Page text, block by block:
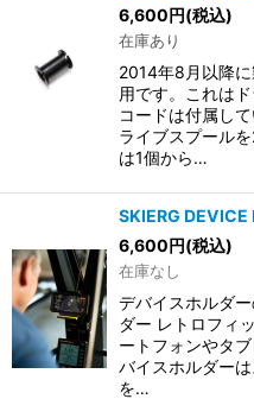
6,600円(税込)
在庫あり
2014年8月以降
用です。これは
コードは付属し
ライブスプール
は1個から…
SKIERG DEVICE
6,600円(税込)
在庫なし
デバイスホルダ
ダー レトロフィ
ートフォンやタ
バイスホルダー
を…